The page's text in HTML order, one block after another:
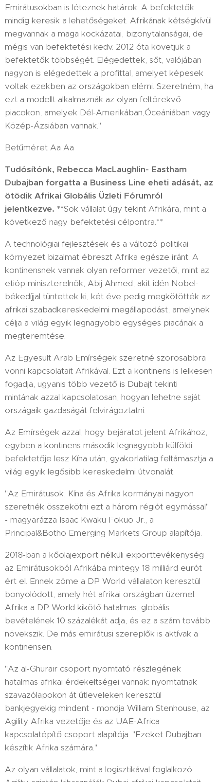
Emirátusokban is léteznek határok. A befektetők
mindig keresik a lehetőségeket. Afrikának kétségkívül
megvannak a maga kockázatai, bizonytalanságai, de
mégis van befektetési kedv. 2012 óta követjük a
befektetők többségét. Elégedettek, sőt, valójában
nagyon is elégedettek a profittal, amelyet képesek
voltak ezekben az országokban elérni. Szeretném, ha
ezt a modellt alkalmaznák az olyan feltörekvő
piacokon, amelyek Dél-Amerikában,Óceániában vagy
Közép-Ázsiában vannak."
Betűméret Aa Aa
Tudósítónk, Rebecca MacLaughlin- Eastham
Dubajban forgatta a Business Line eheti adását, az
ötödik Afrikai Globális Üzleti Fórumról
jelentkezve. **Sok vállalat úgy tekint Afrikára, mint a
következő nagy befektetési célpontra.**
A technológiai fejlesztések és a változó politikai
környezet bizalmat ébreszt Afrika egésze iránt. A
kontinensnek vannak olyan reformer vezetői, mint az
etióp miniszterelnök, Abij Ahmed, akit idén Nobel-
békedíjjal tüntettek ki, két éve pedig megkötötték az
afrikai szabadkereskedelmi megállapodást, amelynek
célja a világ egyik legnagyobb egységes piacának a
megteremtése.
Az Egyesült Arab Emírségek szeretné szorosabbra
vonni kapcsolatait Afrikával. Ezt a kontinens is lelkesen
fogadja, ugyanis több vezető is Dubajt tekinti
mintának azzal kapcsolatosan, hogyan lehetne saját
országaik gazdaságát felvirágoztatni.
Az Emírségek azzal, hogy bejáratot jelent Afrikához,
egyben a kontinens második legnagyobb külföldi
befektetője lesz Kína után, gyakorlatilag feltámasztja a
világ egyik legősibb kereskedelmi útvonalát.
"Az Emirátusok, Kína és Afrika kormányai nagyon
szeretnék összekötni ezt a három régiót egymással"
- magyarázza Isaac Kwaku Fokuo Jr., a
Principal&Botho Emerging Markets Group alapítója.
2018-ban a kőolajexport nélküli exporttevékenység
az Emirátusokból Afrikába mintegy 18 milliárd eurót
ért el. Ennek zöme a DP World vállalaton keresztül
bonyolódott, amely hét afrikai országban üzemel.
Afrika a DP World kikötő hatalmas, globális
bevételének 10 százalékát adja, és ez a szám tovább
növekszik. De más emirátusi szereplők is aktívak a
kontinensen.
"Az al-Ghurair csoport nyomtató részlegének
hatalmas afrikai érdekeltségei vannak: nyomtatnak
szavazólapokon át útleveleken keresztül
bankjegyekig mindent - mondja William Stenhouse, az
Agility Afrika vezetője és az UAE-Africa
kapcsolatépítő csoport alapítója. "Ezeket Dubajban
készítik Afrika számára."
Az olyan vállalatok, mint a logisztikával foglalkozó